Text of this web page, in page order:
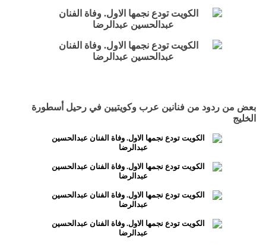
بعض من ردود من فنانين عرب وكويتيين في رحيل أسطورة
الخليج